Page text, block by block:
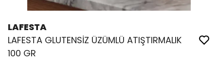
LAFESTA
LAFESTA GLUTENSİZ ÜZÜMLÜ ATIŞTIRMALIK
100 GR